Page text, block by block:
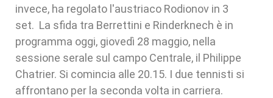
invece, ha regolato l'austriaco Rodionov in 3
set. La sfida tra Berrettini e Rinderknech è in
programma oggi, giovedì 28 maggio, nella
sessione serale sul campo Centrale, il Philippe
Chatrier. Si comincia alle 20.15. I due tennisti si
affrontano per la seconda volta in carriera.